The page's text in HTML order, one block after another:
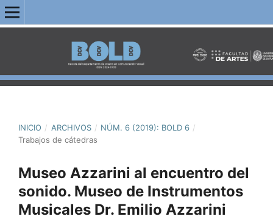
INICIO / ARCHIVOS / NÚM. 6 (2019): BOLD 6 /
Trabajos de cátedras
Museo Azzarini al encuentro del
sonido. Museo de Instrumentos
Musicales Dr. Emilio Azzarini